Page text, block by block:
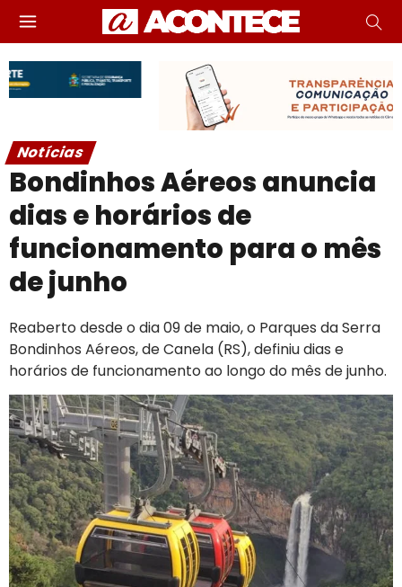
Notícias
Bondinhos Aéreos anuncia
dias e horários de
funcionamento para o mês
de junho
Reaberto desde o dia 09 de maio, o Parques da Serra
Bondinhos Aéreos, de Canela (RS), definiu dias e
horários de funcionamento ao longo do mês de junho.